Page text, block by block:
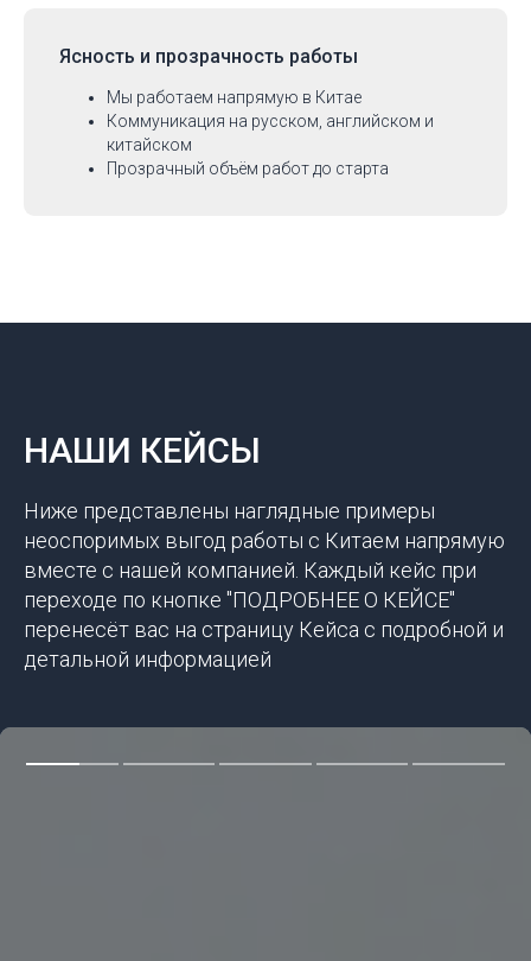
Ясность и прозрачность работы
Мы работаем напрямую в Китае
Коммуникация на русском, английском и
китайском
Прозрачный объём работ до старта
НАШИ КЕЙСЫ
Ниже представлены наглядные примеры
неоспоримых выгод работы с Китаем напрямую
вместе с нашей компанией. Каждый кейс при
переходе по кнопке "ПОДРОБНЕЕ О КЕЙСЕ"
перенесёт вас на страницу Кейса с подробной и
детальной информацией